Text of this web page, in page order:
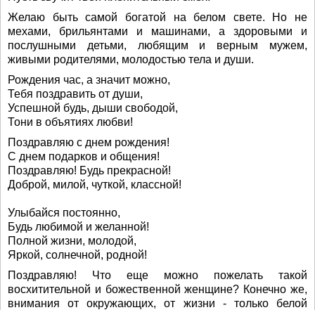
Желаю быть самой богатой на белом свете. Но не
мехами, брильянтами и машинами, а здоровыми и
послушными детьми, любящим и верным мужем,
живыми родителями, молодостью тела и души.
Рождения час, а значит можно,
Тебя поздравить от души,
Успешной будь, дыши свободой,
Тони в объятиях любви!
Поздравляю с днем рождения!
С днем подарков и общения!
Поздравляю! Будь прекрасной!
Доброй, милой, чуткой, классной!
Улыбайся постоянно,
Будь любимой и желанной!
Полной жизни, молодой,
Яркой, солнечной, родной!
Поздравляю! Что еще можно пожелать такой
восхитительной и божественной женщине? Конечно же,
внимания от окружающих, от жизни - только белой